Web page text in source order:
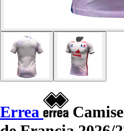
Errea